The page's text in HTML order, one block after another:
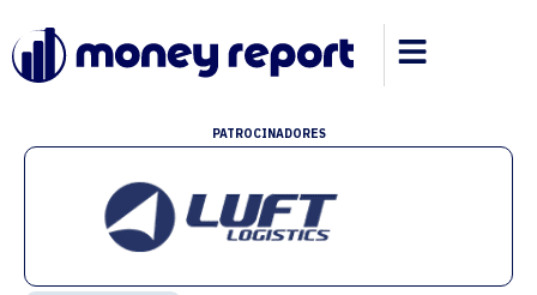
PATROCINADORES